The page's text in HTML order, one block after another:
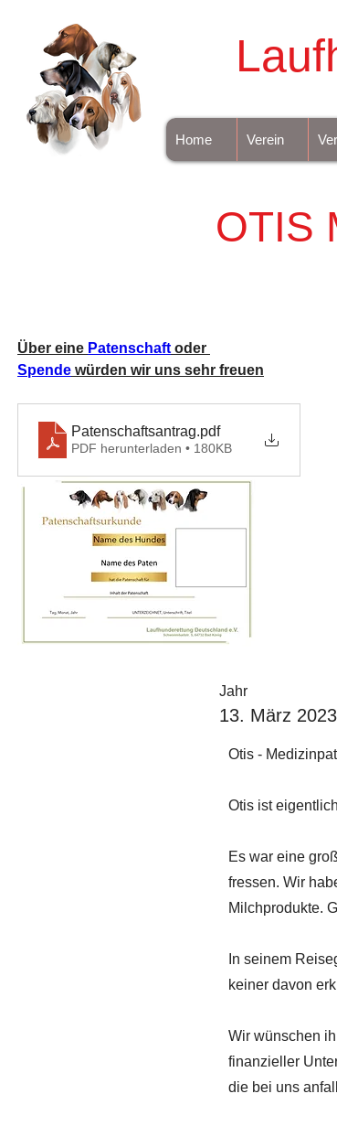
Home Verein
OTIS
Über eine Patenschaft oder
Spende würden wir uns sehr freuen
Patenschaftsantrag.pdf
PDF herunterladen • 180KB
Jahr
13. März 2023
Otis -
Otis ist
Es war eine
fressen. Wir
Milchprodukte.
In seinem
keiner davon
Wir wünschen
finanzieller
die bei uns